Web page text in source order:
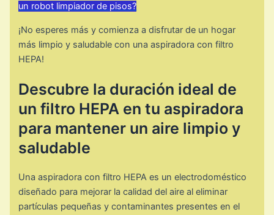
un robot limpiador de pisos?
¡No esperes más y comienza a disfrutar de un hogar
más limpio y saludable con una aspiradora con filtro
HEPA!
Descubre la duración ideal de
un filtro HEPA en tu aspiradora
para mantener un aire limpio y
saludable
Una aspiradora con filtro HEPA es un electrodoméstico
diseñado para mejorar la calidad del aire al eliminar
partículas pequeñas y contaminantes presentes en el